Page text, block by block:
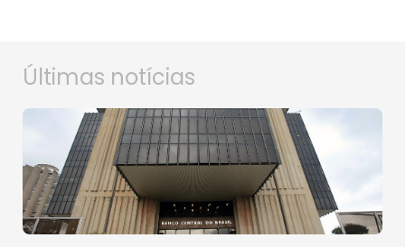
Últimas notícias